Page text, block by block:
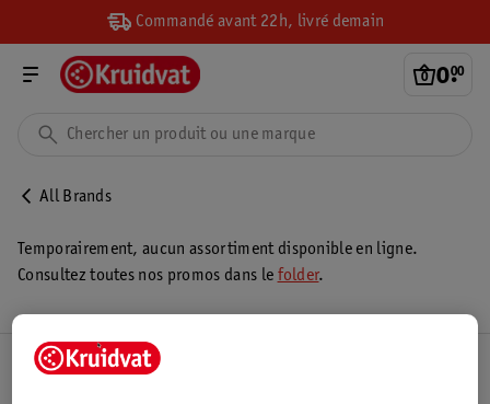
Commandé avant 22h, livré demain
0.
00
All Brands
Temporairement, aucun assortiment disponible en ligne.
Consultez toutes nos promos dans le folder.